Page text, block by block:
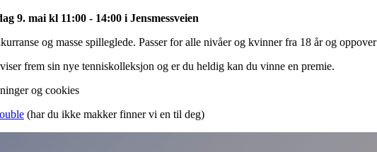
9. mai kl 11:00 - 14:00 i Jensmessveien
og masse spilleglede. Passer for alle nivåer og kvinner fra 18 år og oppover
frem sin nye tenniskolleksjon og er du heldig kan du vinne en premie.
og cookies
(har du ikke makker finner vi en til deg)